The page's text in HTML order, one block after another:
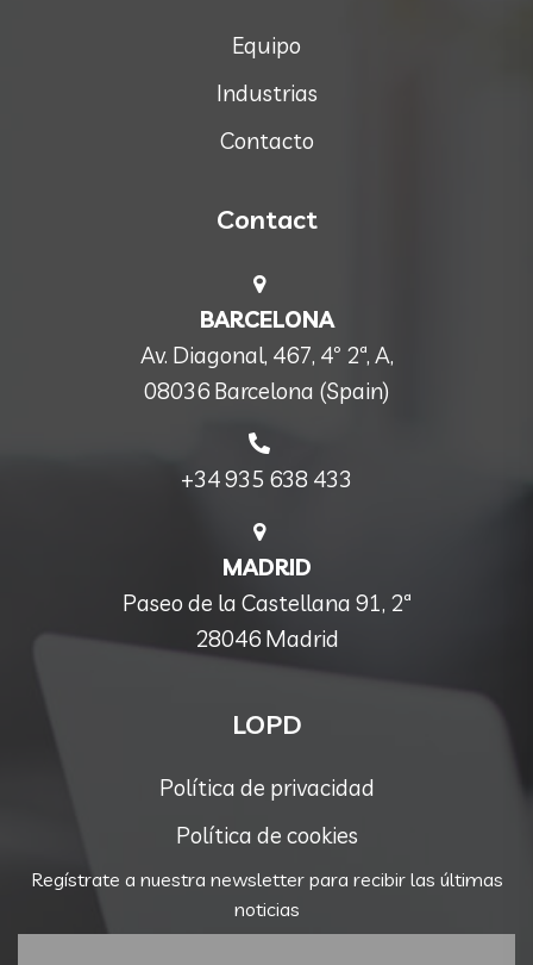
Equipo
Industrias
Contacto
Contact
BARCELONA
Av. Diagonal, 467, 4º 2ª, A,
08036 Barcelona (Spain)
+34 935 638 433
MADRID
Paseo de la Castellana 91, 2ª
28046 Madrid
LOPD
Política de privacidad
Política de cookies
Regístrate a nuestra newsletter para recibir las últimas
noticias